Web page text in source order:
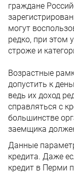
граждане
могут
редко, при этом
строже и
Возрастные
допустить к
ведь их доход
справляться с
большинстве
заемщика
Данные
кредита. Даже
кредит в Перми